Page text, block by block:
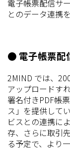
電子帳票配信サ
とのデータ連携
● 電子帳票配
2MIND では、
アップロードす
署名付きPDF帳
ス」を提供して
ビスとの連携に
存、さらに取引
る予定で、より